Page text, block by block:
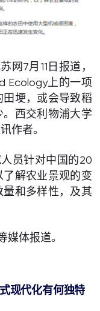
网7月11日报道，
Ecology上的一项
埂，或会导致稻
西交利物浦大学
作者。
员针对中国的20
解农业景观的变
和多样性，及其
媒体报道。
现代化有何独特